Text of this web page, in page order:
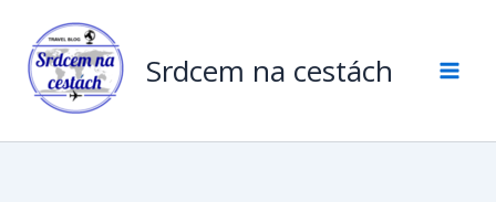
obsah
Srdcem na cestách